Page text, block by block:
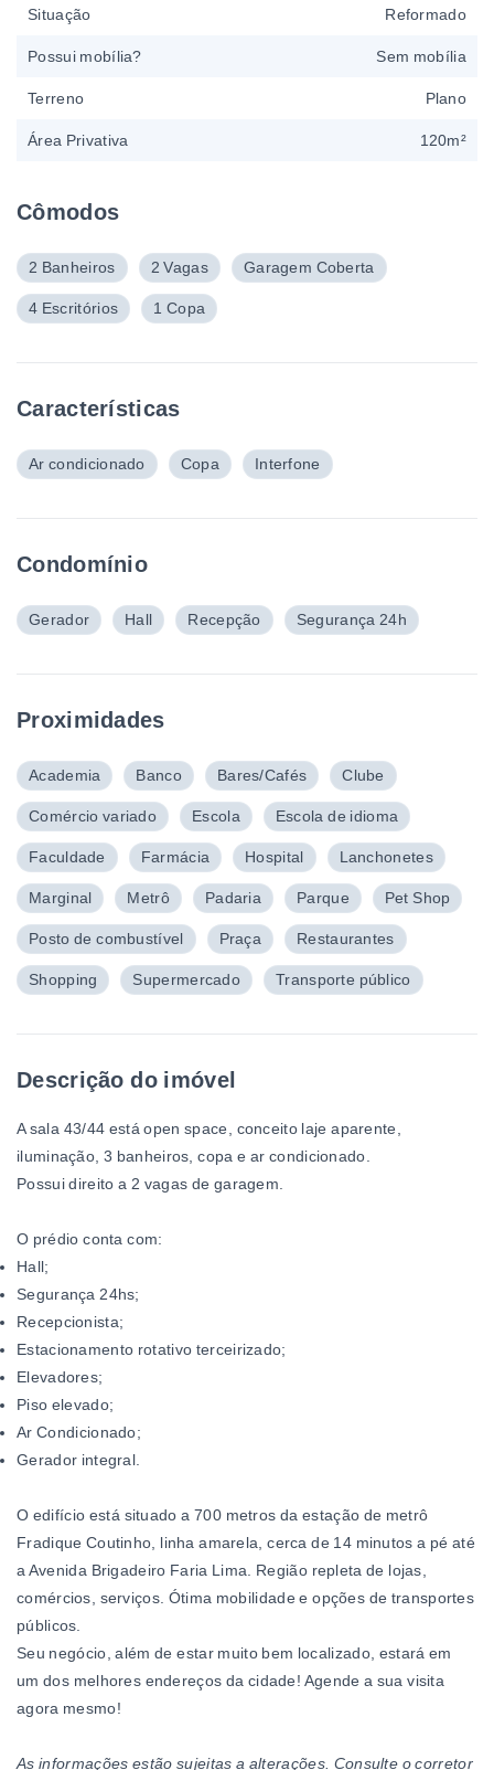
Cômodos
2 Banheiros 2 Vagas Garagem Coberta
4 Escritórios 1 Copa
Características
Ar condicionado Copa Interfone
Condomínio
Gerador Hall Recepção Segurança 24h
Proximidades
Academia Banco Bares/Cafés Clube
Comércio variado Escola Escola de idioma
Faculdade Farmácia Hospital Lanchonetes
Marginal Metrô Padaria Parque Pet Shop
Posto de combustível Praça Restaurantes
Shopping Supermercado Transporte público
Descrição do imóvel
A sala 43/44 está open space, conceito laje aparente,
iluminação, 3 banheiros, copa e ar condicionado.
Possui direito a 2 vagas de garagem.
O prédio conta com:
Hall;
Segurança 24hs;
Recepcionista;
Estacionamento rotativo terceirizado;
Elevadores;
Piso elevado;
Ar Condicionado;
Gerador integral.
O edifício está situado a700 metros da estação de metrô
Fradique Coutinho, linha amarela, cerca de 14 minutos a pé até
a Avenida Brigadeiro Faria Lima. Região repleta de lojas,
comércios, serviços. Ótima mobilidade e opções de transportes
públicos.
Seu negócio, além de estar muito bem localizado, estará em
um dos melhores endereços da cidade! Agende a sua visita
agora mesmo!
As informações estão sujeitas a alterações. Consulte o corretor
Situação Reformado
Possui mobília? Sem mobília
Terreno Plano
Área Privativa 120m²